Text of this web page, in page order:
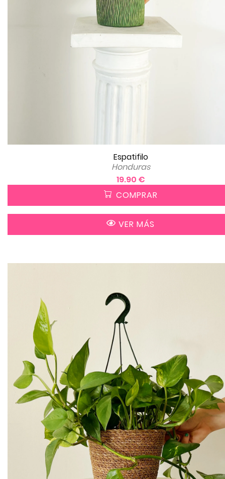
Espatifilo
Honduras
19.90 €
COMPRAR
VER MÁS